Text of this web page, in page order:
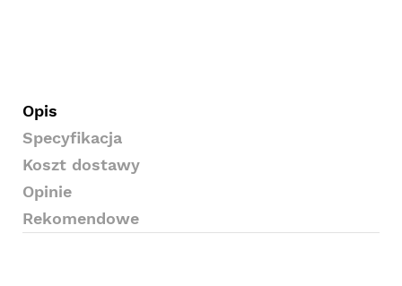
Opis
Specyfikacja
Koszt dostawy
Opinie
Rekomendowe